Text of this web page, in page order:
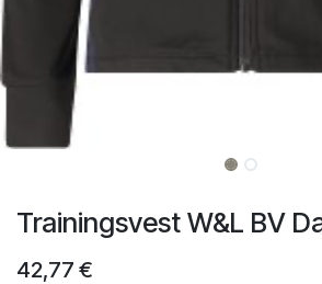
Trainingsvest W&L BV
42,77 €